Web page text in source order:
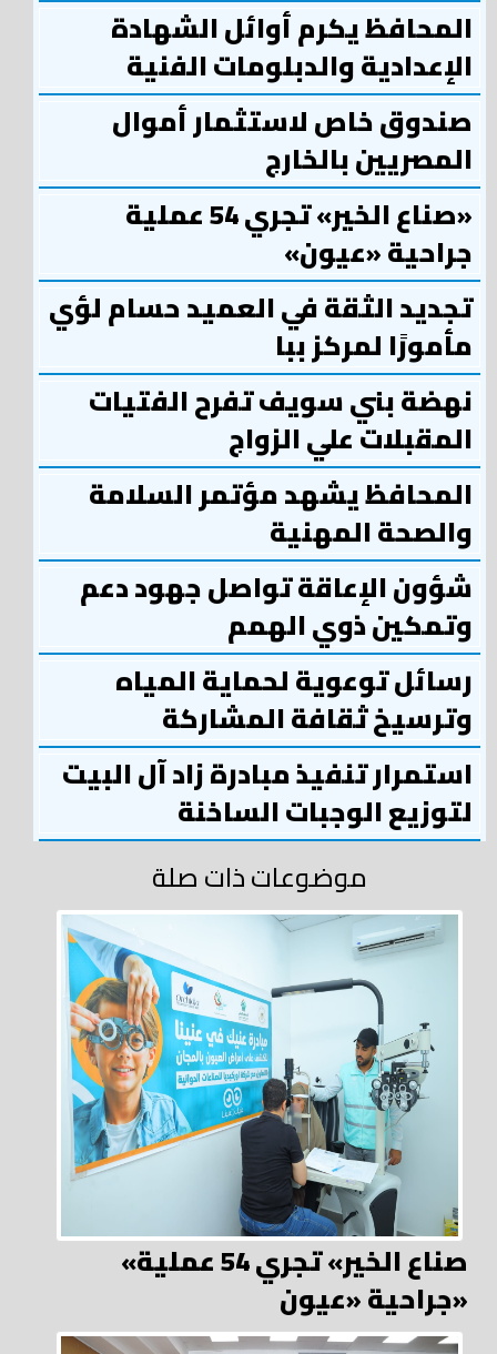
المحافظ يكرم أوائل الشهادة
الإعدادية والدبلومات الفنية
صندوق خاص لاستثمار أموال
المصريين بالخارج
«صناع الخير» تجري 54 عملية
جراحية «عيون»
تجديد الثقة في العميد حسام لؤي
مأمورًا لمركز ببا
نهضة بني سويف تفرح الفتيات
المقبلات علي الزواج
المحافظ يشهد مؤتمر السلامة
والصحة المهنية
شؤون الإعاقة تواصل جهود دعم
وتمكين ذوي الهمم
رسائل توعوية لحماية المياه
وترسيخ ثقافة المشاركة
استمرار تنفيذ مبادرة زاد آل البيت
لتوزيع الوجبات الساخنة
موضوعات ذات صلة
«صناع الخير» تجري 54 عملية
جراحية «عيون»